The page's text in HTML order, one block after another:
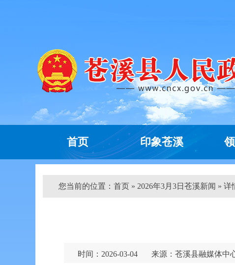
首页 印象苍溪
您当前的位置： 首页 » 2026年3月3日苍溪新闻 » 详
时间：2026-03-04 来源：苍溪县融媒体中